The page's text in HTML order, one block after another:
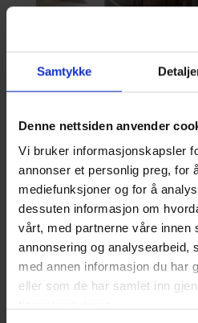
Samtykke
Denne nettsiden anvender
Vi bruker informasjonskapsler
annonser et personlig preg, for
mediefunksjoner og for å
dessuten informasjon om
vårt, med partnerne våre innen
annonsering og analysearbeid,
med annen informasjon du har
eller som de har samlet inn
KJØKKEN